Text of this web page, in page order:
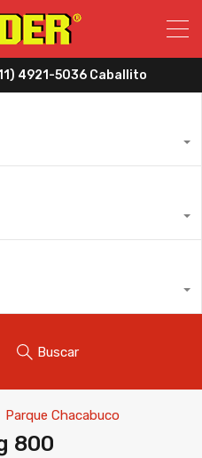
4921-5036 Caballito
Buscar
Parque Chacabuco
800